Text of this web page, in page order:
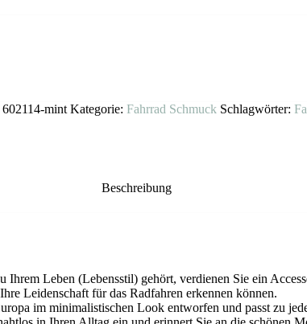
602114-mint Kategorie:Fahrrad Schmuck Schlagwörter:
Beschreibung
Ihrem Leben (Lebensstil) gehört, verdienen Sie ein
Leidenschaft für das Radfahren erkennen können.
im minimalistischen Look entworfen und passt zu